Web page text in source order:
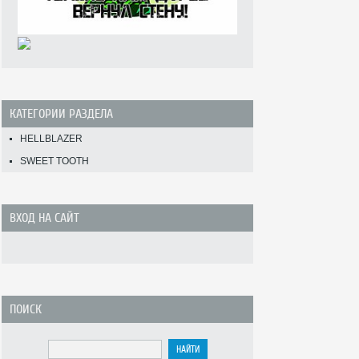
КАТЕГОРИИ РАЗДЕЛА
HELLBLAZER
SWEET TOOTH
ВХОД НА САЙТ
ПОИСК